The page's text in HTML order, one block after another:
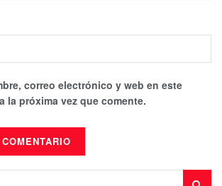
correo electrónico y web en este
la próxima vez que comente.